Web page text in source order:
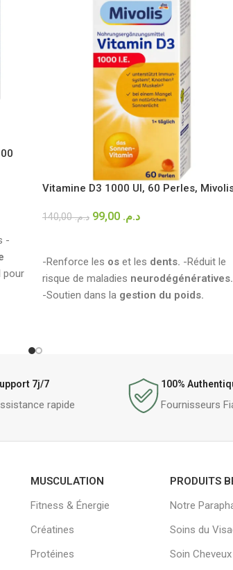
-
pour
Vitamine D3 1000 UI, 60 Perles,
د.م.140,00 د.م.
-Renforce les os et les dents. -Réduit le
risque de maladies neurodégénératives.
-Soutien dans la gestion du poids.
7j/7
rapide
100%
Fournisseurs
MUSCULATION
Fitness & Énergie
Créatines
Protéines
PRODUITS
Notre
Soins du
Soin Cheveux